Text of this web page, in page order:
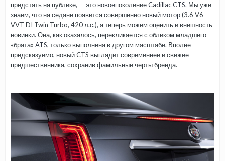
предстать на публике, — это новоепоколениеCadillac CTS. Мы уже
знаем, что на седане появится совершенно новый мотор(3.6 V6
VVT DI Twin Turbo, 420 л.с.), а теперь можем оценить и внешность
новинки. Она, как оказалось, перекликается с обликом младшего
«брата» ATS, только выполнена в другом масштабе. Вполне
предсказуемо, новый CTS выглядит современнее и свежее
предшественника, сохранив фамильные черты бренда.